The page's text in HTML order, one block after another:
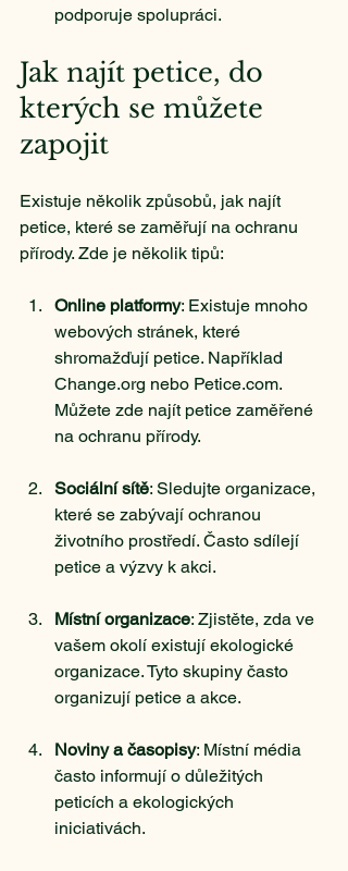
podporuje spolupráci.
Jak najít petice, do
kterých se můžete
zapojit
Existuje několik způsobů, jak najít
petice, které se zaměřují na ochranu
přírody. Zde je několik tipů:
Online platformy: Existuje mnoho
webových stránek, které
shromažďují petice. Například
Change.org nebo Petice.com.
Můžete zde najít petice zaměřené
na ochranu přírody.
Sociální sítě: Sledujte organizace,
které se zabývají ochranou
životního prostředí. Často sdílejí
petice a výzvy k akci.
Místní organizace: Zjistěte, zda ve
vašem okolí existují ekologické
organizace. Tyto skupiny často
organizují petice a akce.
Noviny a časopisy: Místní média
často informují o důležitých
peticích a ekologických
iniciativách.